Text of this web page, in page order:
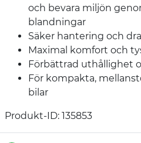
och bevara miljön
blandningar
Säker hantering och
Maximal komfort och
Förbättrad uthållighet
För kompakta,
bilar
Produkt-ID: 135853